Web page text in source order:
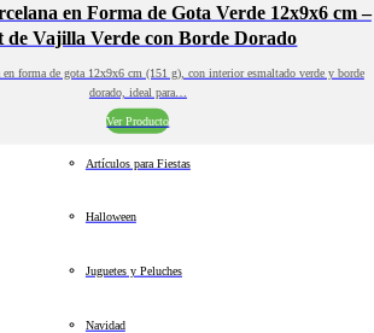
en Forma de Gota Verde 12x9x6 cm –
de Vajilla Verde con Borde Dorado
en forma de gota 12x9x6 cm (151 g), con interior esmaltado verde y borde
dorado, ideal para…
Ver Producto
Artículos para Fiestas
Halloween
Juguetes y Peluches
Navidad